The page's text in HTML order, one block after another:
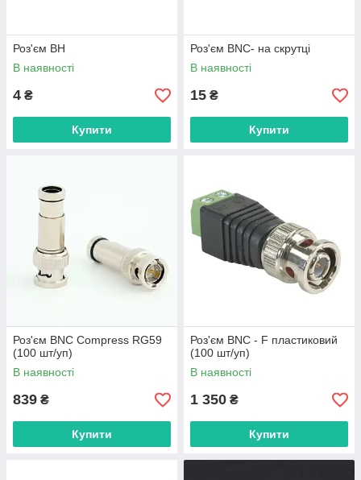
Роз'єм BH
В наявності
4 ₴
Купити
Роз'єм BNC- на скрутці
В наявності
15 ₴
Купити
Роз'єм BNC Сompress RG59
(100 шт/уп)
В наявності
839 ₴
Купити
Роз'єм BNC - F пластиковий
(100 шт/уп)
В наявності
1 350 ₴
Купити